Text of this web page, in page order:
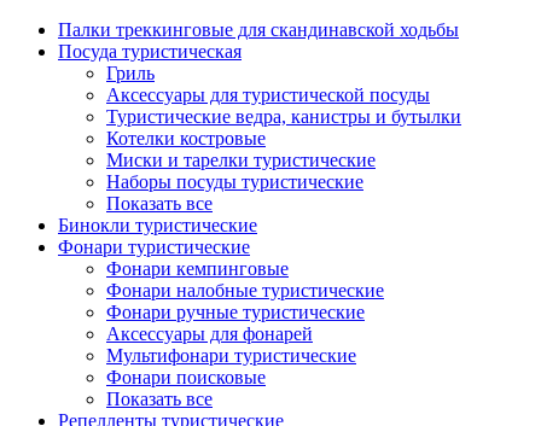
Палки треккинговые для скандинавской ходьбы
Посуда туристическая
Гриль
Аксессуары для туристической посуды
Туристические ведра, канистры и бутылки
Котелки костровые
Миски и тарелки туристические
Наборы посуды туристические
Показать все
Бинокли туристические
Фонари туристические
Фонари кемпинговые
Фонари налобные туристические
Фонари ручные туристические
Аксессуары для фонарей
Мультифонари туристические
Фонари поисковые
Показать все
Репелленты туристические